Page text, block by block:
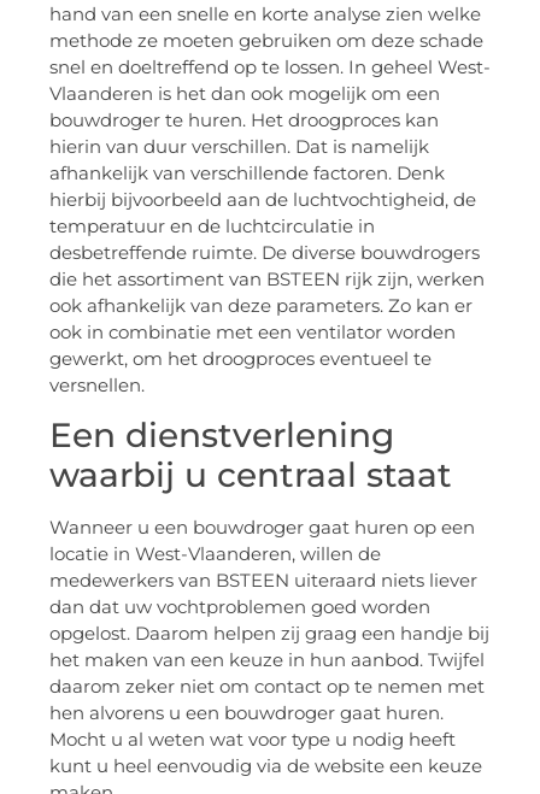
hand van een snelle en korte analyse zien welke
methode ze moeten gebruiken om deze schade
snel en doeltreffend op te lossen. In geheel West-
Vlaanderen is het dan ook mogelijk om een
bouwdroger te huren. Het droogproces kan
hierin van duur verschillen. Dat is namelijk
afhankelijk van verschillende factoren. Denk
hierbij bijvoorbeeld aan de luchtvochtigheid, de
temperatuur en de luchtcirculatie in
desbetreffende ruimte. De diverse bouwdrogers
die het assortiment van BSTEEN rijk zijn, werken
ook afhankelijk van deze parameters. Zo kan er
ook in combinatie met een ventilator worden
gewerkt, om het droogproces eventueel te
versnellen.
Een dienstverlening
waarbij u centraal staat
Wanneer u een bouwdroger gaat huren op een
locatie in West-Vlaanderen, willen de
medewerkers van BSTEEN uiteraard niets liever
dan dat uw vochtproblemen goed worden
opgelost. Daarom helpen zij graag een handje bij
het maken van een keuze in hun aanbod. Twijfel
daarom zeker niet om contact op te nemen met
hen alvorens u een bouwdroger gaat huren.
Mocht u al weten wat voor type u nodig heeft
kunt u heel eenvoudig via de website een keuze